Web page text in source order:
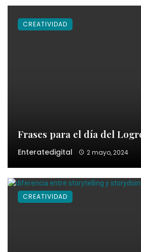
Frases para el día del
Enteratedigital 2 mayo, 2024
CREATIVIDAD
CREATIVIDAD